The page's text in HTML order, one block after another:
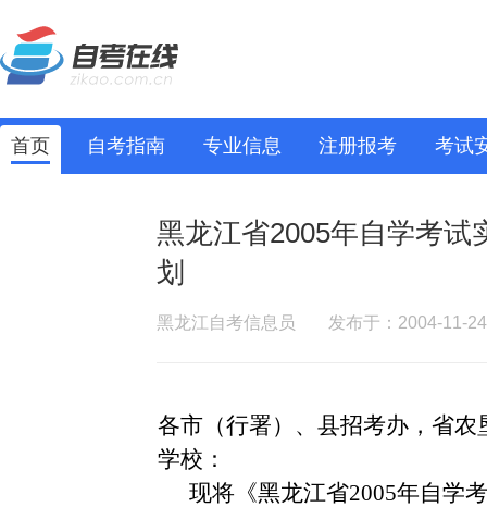
首页 自考指南 专业信息 注册报考 考试
黑龙江省2005年自学考试
划
黑龙江自考信息员 发布于：2004-11-24
各市（行署）、县招考办，省
学校：
现将《黑龙江省2005年自学